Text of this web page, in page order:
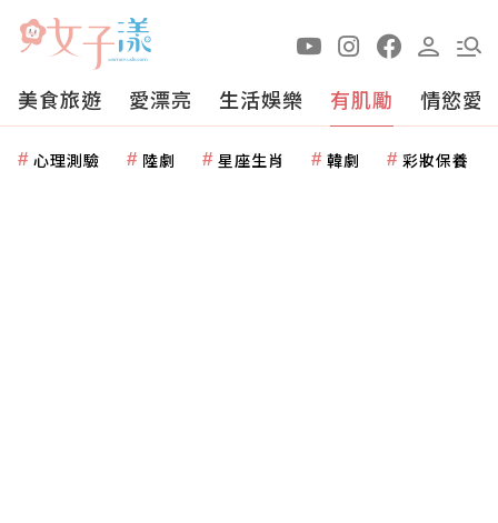
美食旅遊 愛漂亮 生活娛樂 有肌勵 情慾愛
心理測驗 陸劇 星座生肖 韓劇 彩妝保養